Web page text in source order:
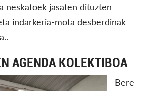
neskatoek jasaten dituzten
indarkeria-mota desberdinak
AGENDA KOLEKTIBOA
Bere